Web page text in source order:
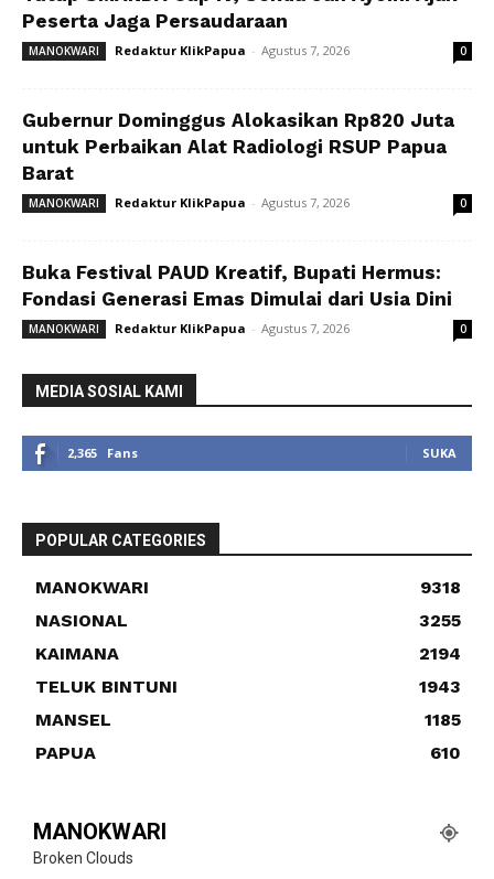
Peserta Jaga Persaudaraan
MANOKWARI Redaktur KlikPapua - Agustus 7, 2026 0
Gubernur Dominggus Alokasikan Rp820 Juta
untuk Perbaikan Alat Radiologi RSUP Papua
Barat
MANOKWARI Redaktur KlikPapua - Agustus 7, 2026 0
Buka Festival PAUD Kreatif, Bupati Hermus:
Fondasi Generasi Emas Dimulai dari Usia Dini
MANOKWARI Redaktur KlikPapua - Agustus 7, 2026 0
MEDIA SOSIAL KAMI
2,365 Fans SUKA
POPULAR CATEGORIES
MANOKWARI
9318
NASIONAL
3255
KAIMANA
2194
TELUK BINTUNI
1943
MANSEL
1185
PAPUA
610
MANOKWARI
Broken Clouds